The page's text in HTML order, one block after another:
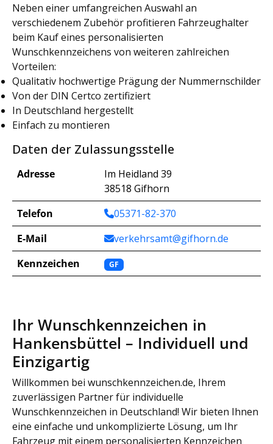
Neben einer umfangreichen Auswahl an
verschiedenem Zubehör profitieren Fahrzeughalter
beim Kauf eines personalisierten
Wunschkennzeichens von weiteren zahlreichen
Vorteilen:
Qualitativ hochwertige Prägung der Nummernschilder
Von der DIN Certco zertifiziert
In Deutschland hergestellt
Einfach zu montieren
Daten der Zulassungsstelle
Adresse
Im Heidland 39
38518 Gifhorn
Telefon
05371-82-370
E-Mail
verkehrsamt@gifhorn.de
Kennzeichen
GF
Ihr Wunschkennzeichen in
Hankensbüttel – Individuell und
Einzigartig
Willkommen bei wunschkennzeichen.de, Ihrem
zuverlässigen Partner für individuelle
Wunschkennzeichen in Deutschland! Wir bieten Ihnen
eine einfache und unkomplizierte Lösung, um Ihr
Fahrzeug mit einem personalisierten Kennzeichen